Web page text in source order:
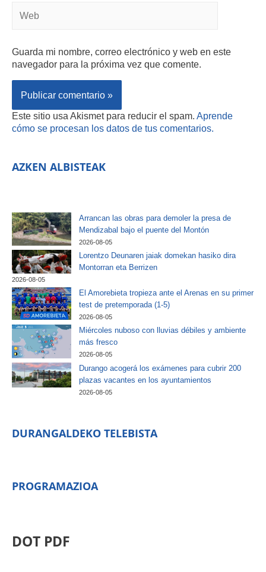
Guarda mi nombre, correo electrónico y web en este
navegador para la próxima vez que comente.
Este sitio usa Akismet para reducir el spam. Aprende
cómo se procesan los datos de tus comentarios.
AZKEN ALBISTEAK
Arrancan las obras para demoler la presa de
Mendizabal bajo el puente del Montón
2026-08-05
Lorentzo Deunaren jaiak domekan hasiko dira
Montorran eta Berrizen
2026-08-05
El Amorebieta tropieza ante el Arenas en su primer
test de pretemporada (1-5)
2026-08-05
Miércoles nuboso con lluvias débiles y ambiente
más fresco
2026-08-05
Durango acogerá los exámenes para cubrir 200
plazas vacantes en los ayuntamientos
2026-08-05
DURANGALDEKO TELEBISTA
PROGRAMAZIOA
DOT PDF